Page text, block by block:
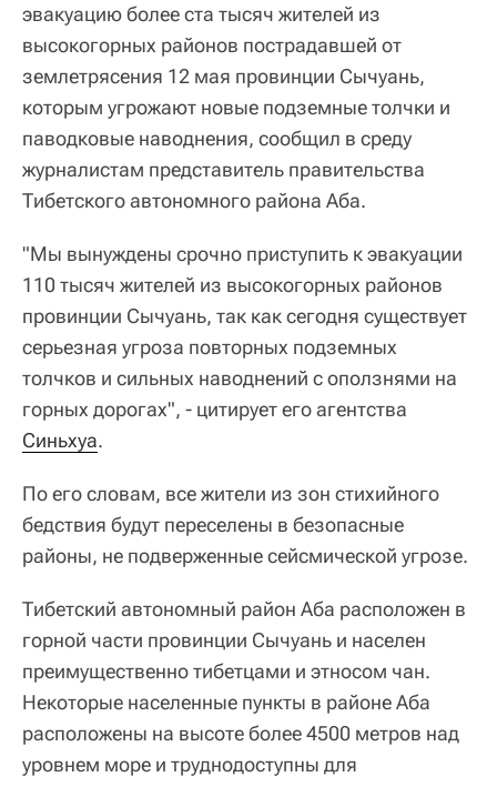
эвакуацию более ста тысяч жителей из
высокогорных районов пострадавшей от
землетрясения 12 мая провинции Сычуань,
которым угрожают новые подземные толчки и
паводковые наводнения, сообщил в среду
журналистам представитель правительства
Тибетского автономного района Аба.
"Мы вынуждены срочно приступить к эвакуации
110 тысяч жителей из высокогорных районов
провинции Сычуань, так как сегодня существует
серьезная угроза повторных подземных
толчков и сильных наводнений с оползнями на
горных дорогах", - цитирует его агентства
Синьхуа.
По его словам, все жители из зон стихийного
бедствия будут переселены в безопасные
районы, не подверженные сейсмической угрозе.
Тибетский автономный район Аба расположен в
горной части провинции Сычуань и населен
преимущественно тибетцами и этносом чан.
Некоторые населенные пункты в районе Аба
расположены на высоте более 4500 метров над
уровнем море и труднодоступны для